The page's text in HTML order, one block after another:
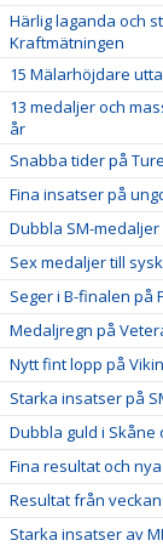
Härlig laganda och
Kraftmätningen
15 Mälarhöjdare
13 medaljer och
år
Snabba tider på
Fina insatser på
Dubbla SM-medaljer
Sex medaljer till
Seger i B-finalen på
Medaljregn på
Nytt fint lopp på
Starka insatser på
Dubbla guld i Skåne
Fina resultat och
Resultat från
Starka insatser av